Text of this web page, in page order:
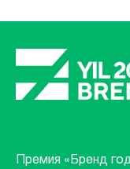
Премия «Бренд